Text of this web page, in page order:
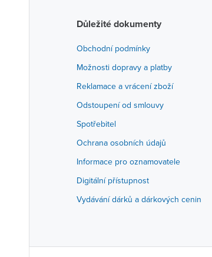
Důležité dokumenty
Obchodní podmínky
Možnosti dopravy a platby
Reklamace a vrácení zboží
Odstoupení od smlouvy
Spotřebitel
Ochrana osobních údajů
Informace pro oznamovatele
Digitální přístupnost
Vydávání dárků a dárkových cenin